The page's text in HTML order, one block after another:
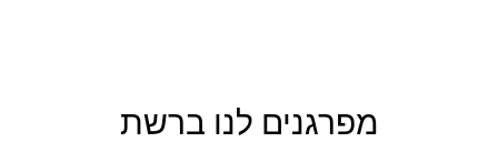
מפרגנים לנו ברשת